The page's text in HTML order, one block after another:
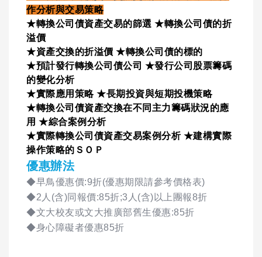
作分析與交易策略
★轉換公司債資產交易的篩選 ★轉換公司債的折
溢價
★資產交換的折溢價 ★轉換公司債的標的
★預計發行轉換公司債公司 ★發行公司股票籌碼
的變化分析
★實際應用策略 ★長期投資與短期投機策略
★轉換公司債資產交換在不同主力籌碼狀況的應
用 ★綜合案例分析
★實際轉換公司債資產交易案例分析 ★建構實際
操作策略的ＳＯＰ
優惠辦法
◆早鳥優惠價:9折(優惠期限請參考價格表)
◆2人(含)同報價:85折;3人(含)以上團報8折
◆文大校友或文大推廣部舊生優惠:85折
◆身心障礙者優惠85折